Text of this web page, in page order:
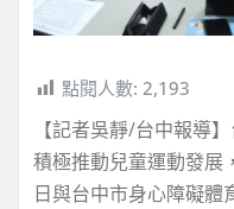
點閱人數: 2,193
【記者吳靜/台中報導
積極推動兒童運動發展
日與台中市身心障礙體